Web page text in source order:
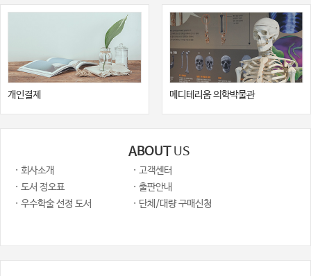
개인결제 메디테리움 의학박물관
ABOUT US
· 회사소개
· 고객센터
· 도서 정오표
· 출판안내
· 우수학술 선정 도서
· 단체/대량 구매신청